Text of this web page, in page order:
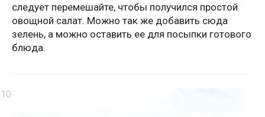
следует перемешайте, чтобы получился простой
овощной салат. Можно так же добавить сюда
зелень, а можно оставить ее для посыпки готового
блюда.